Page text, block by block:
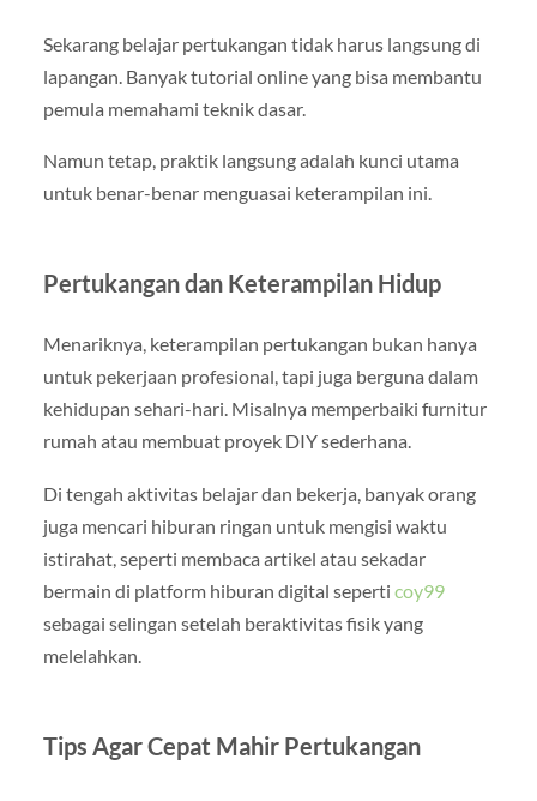
Sekarang belajar pertukangan tidak harus langsung di
lapangan. Banyak tutorial online yang bisa membantu
pemula memahami teknik dasar.
Namun tetap, praktik langsung adalah kunci utama
untuk benar-benar menguasai keterampilan ini.
Pertukangan dan Keterampilan Hidup
Menariknya, keterampilan pertukangan bukan hanya
untuk pekerjaan profesional, tapi juga berguna dalam
kehidupan sehari-hari. Misalnya memperbaiki furnitur
rumah atau membuat proyek DIY sederhana.
Di tengah aktivitas belajar dan bekerja, banyak orang
juga mencari hiburan ringan untuk mengisi waktu
istirahat, seperti membaca artikel atau sekadar
bermain di platform hiburan digital seperti coy99
sebagai selingan setelah beraktivitas fisik yang
melelahkan.
Tips Agar Cepat Mahir Pertukangan